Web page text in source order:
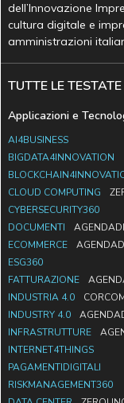
dell’Innovazione
cultura digitale e
amministrazioni
TUTTE LE TESTATE
Applicazioni e
AI4BUSINESS
BIGDATA4INNOVATION
CLOUD COMPUTING
CYBERSECURITY360
DOCUMENTI
ECOMMERCE
ESG360
FATTURAZIONE
INDUSTRIA 4.0
INDUSTRY 4.0
INFRASTRUTTURE
INTERNET4THINGS
PAGAMENTIDIGITALI
RISKMANAGEMENT360